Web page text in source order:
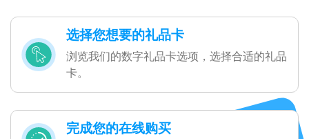
选择您想要的礼品卡
浏览我们的数字礼品卡选项，选择合适的礼品
卡。
完成您的在线购买